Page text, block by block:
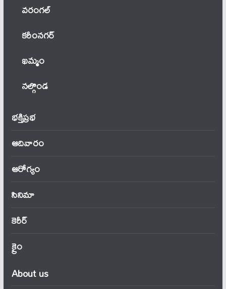
వ‌రంగ‌ల్
కరీంనగర్
ఖ‌మ్మం
నల్గొండ
భక్తిప్రభ
ఆదివారం
ఆరోగ్యం
సినిమా
కెరీర్
క్రైం
About us